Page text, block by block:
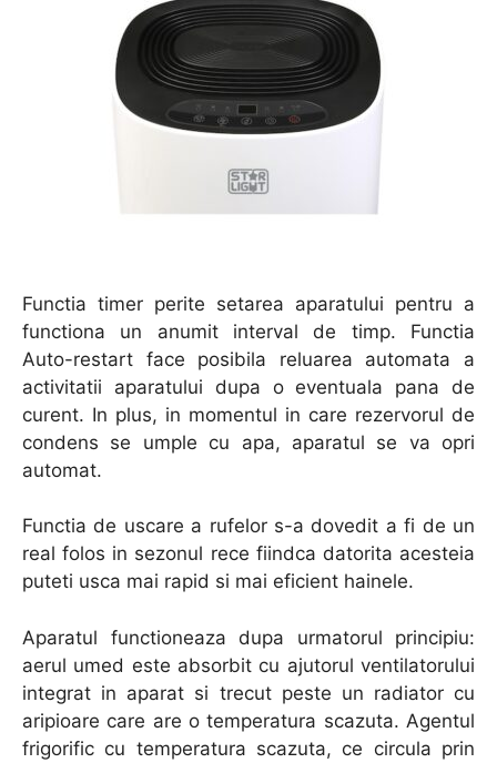
Functia timer perite setarea aparatului pentru a
functiona un anumit interval de timp. Functia
Auto-restart face posibila reluarea automata a
activitatii aparatului dupa o eventuala pana de
curent. In plus, in momentul in care rezervorul de
condens se umple cu apa, aparatul se va opri
automat.
Functia de uscare a rufelor s-a dovedit a fi de un
real folos in sezonul rece fiindca datorita acesteia
puteti usca mai rapid si mai eficient hainele.
Aparatul functioneaza dupa urmatorul principiu:
aerul umed este absorbit cu ajutorul ventilatorului
integrat in aparat si trecut peste un radiator cu
aripioare care are o temperatura scazuta. Agentul
frigorific cu temperatura scazuta, ce circula prin